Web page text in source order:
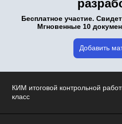
Бесплатное участие.
Мгновенные 10
Добавить
КИМ итоговой контрольной
класс